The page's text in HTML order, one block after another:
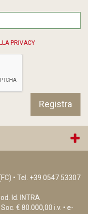
PRIVACY
• Tel. +39 0547 53307
Id. INTRA
€ 80.000,00 i.v. • e-